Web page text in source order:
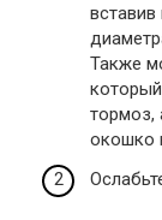
Также
тормоз,
окошко